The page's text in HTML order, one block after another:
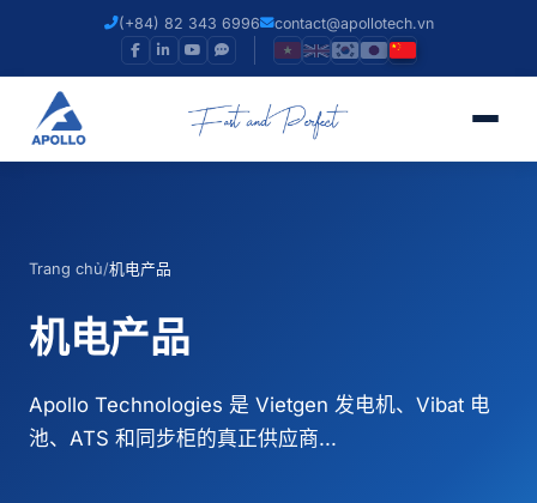
(+84) 82 343 6996 contact@apollotech.vn
Trang chủ/机电产品
机电产品
Apollo Technologies 是 Vietgen 发电机、Vibat 电
池、ATS 和同步柜的真正供应商...